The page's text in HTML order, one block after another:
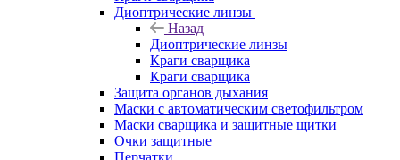
Диоптрические линзы
Назад
Диоптрические линзы
Краги сварщика
Краги сварщика
Защита органов дыхания
Маски с автоматическим светофильтром
Маски сварщика и защитные щитки
Очки защитные
Перчатки